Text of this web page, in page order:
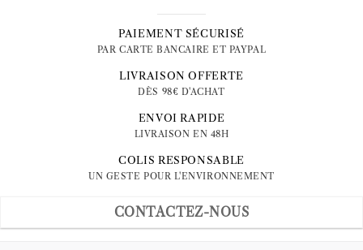
PAIEMENT SÉCURISÉ
PAR CARTE BANCAIRE ET PAYPAL
LIVRAISON OFFERTE
DÈS 98€ D'ACHAT
ENVOI RAPIDE
LIVRAISON EN 48H
COLIS RESPONSABLE
UN GESTE POUR L'ENVIRONNEMENT
CONTACTEZ-NOUS